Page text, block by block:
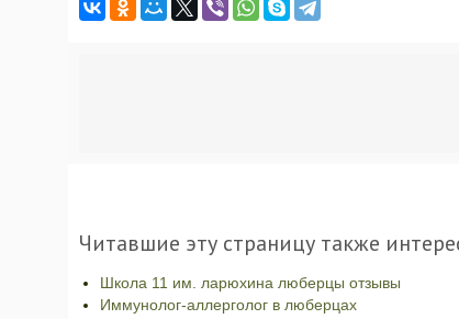
Читавшие эту страницу также
Школа 11 им. ларюхина люберцы отзывы
Иммунолог-аллерголог в люберцах